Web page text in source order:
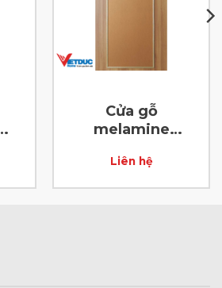
Cửa gỗ
melamine
Liên hệ